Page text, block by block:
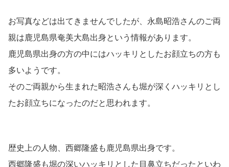
お写真などは出てきませんでしたが、永島昭浩さんのご両
親は鹿児島県奄美大島出身という情報があります。
鹿児島県出身の方の中にはハッキリとしたお顔立ちの方も
多いようです。
そのご両親から生まれた昭浩さんも堀が深くハッキリとし
たお顔立ちになったのだと思われます。
歴史上の人物、西郷隆盛も鹿児島県出身です。
西郷隆盛も堀の深いハッキリとした目鼻立ちだったといわ